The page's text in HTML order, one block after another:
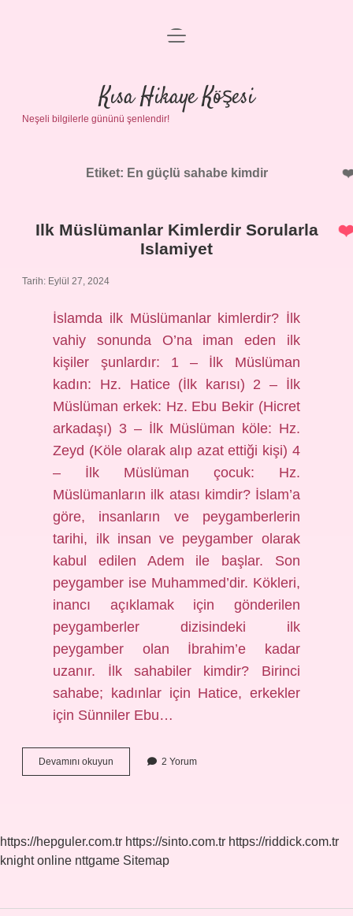
Anasayfa
Gizlilik Politikası
Yasal Uyarı
menüyü
Kısa Hikaye Köşesi
Neşeli bilgilerle gününü şenlendir!
Etiket: En güçlü sahabe kimdir
Ilk Müslümanlar Kimlerdir Sorularla
Islamiyet
Tarih: Eylül 27, 2024
İslamda ilk Müslümanlar kimlerdir? İlk
vahiy sonunda O’na iman eden ilk
kişiler şunlardır: 1 – İlk Müslüman
kadın: Hz. Hatice (İlk karısı) 2 – İlk
Müslüman erkek: Hz. Ebu Bekir (Hicret
arkadaşı) 3 – İlk Müslüman köle: Hz.
Zeyd (Köle olarak alıp azat ettiği kişi) 4
– İlk Müslüman çocuk: Hz.
Müslümanların ilk atası kimdir? İslam’a
göre, insanların ve peygamberlerin
tarihi, ilk insan ve peygamber olarak
kabul edilen Adem ile başlar. Son
peygamber ise Muhammed’dir. Kökleri,
inancı açıklamak için gönderilen
peygamberler dizisindeki ilk
peygamber olan İbrahim’e kadar
uzanır. İlk sahabiler kimdir? Birinci
sahabe; kadınlar için Hatice, erkekler
için Sünniler Ebu…
Devamını okuyun
Müslümanlar
2 Yorum
https://hepguler.com.tr https://sinto.com.tr https://riddick.com.tr
knight online nttgame Sitemap